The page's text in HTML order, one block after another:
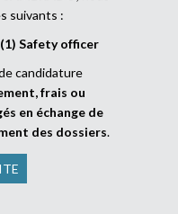
suivants :
Safety officer
candidature
frais ou
en échange de
des dossiers.